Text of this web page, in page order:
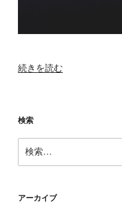
“つ
場！
待
望
の
ヴ
続きを読む
検索
索:
アーカイブ